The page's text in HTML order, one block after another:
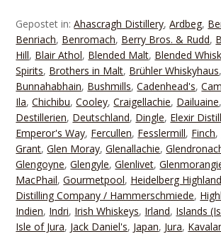
Gepostet in:Ahascragh Distillery,Ardbeg,
Benriach, Benromach, Berry Bros. & Rudd,
Hill, Blair Athol, Blended Malt, Blended
Spirits, Brothers in Malt, Brühler Whiskyhaus,
Bunnahabhain, Bushmills,Cadenhead's,
Ila,Chichibu,Cooley,Craigellachie, Dailuaine,
Destillerien, Deutschland, Dingle, Elexir
Emperor's Way, Fercullen, Fesslermill, Finch,
Grant,Glen Moray,Glenallachie,
Glengoyne,Glengyle,Glenlivet,
MacPhail,Gourmetpool, Heidelberg
Distilling Company / Hammerschmiede,
Indien, Indri, Irish Whiskeys, Irland, Islands
Isle of Jura, Jack Daniel's, Japan, Jura,